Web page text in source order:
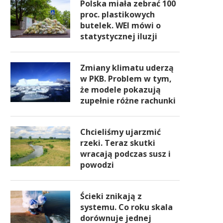
wyraźny podział
pomóc w seryjnych
Polska miała zebrać 100
proc. plastikowych
butelek. WEI mówi o
statystycznej iluzji
Zmiany klimatu uderzą
w PKB. Problem w tym,
że modele pokazują
zupełnie różne rachunki
Chcieliśmy ujarzmić
rzeki. Teraz skutki
wracają podczas susz i
powodzi
Ścieki znikają z
systemu. Co roku skala
dorównuje jednej